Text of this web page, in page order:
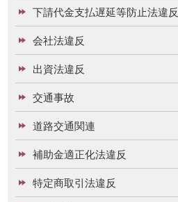
下請代金支払遅延等防止法違反
会社法違反
出資法違反
交通事故
道路交通関連
補助金適正化法違反
特定商取引法違反